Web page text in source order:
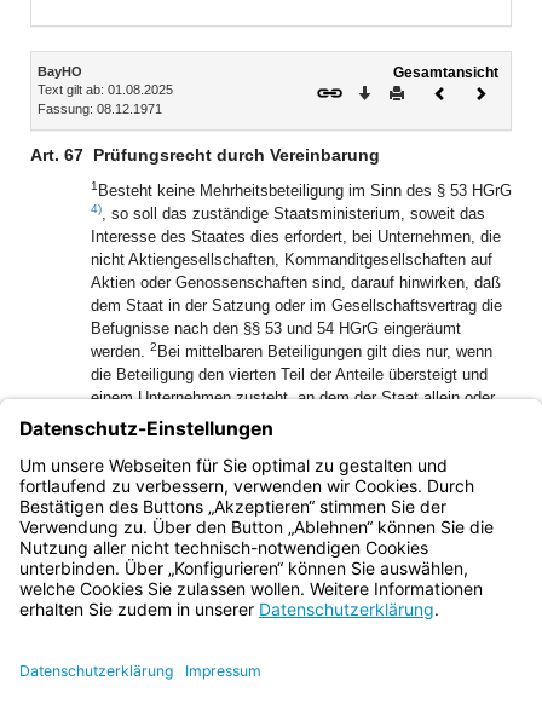
Inhalt
BayHO
Text gilt ab: 01.08.2025
Fassung: 08.12.1971
Gesamtansicht
Download
DruckenVorheriges
Art. 67 Prüfungsrecht durch Vereinbarung
1 Besteht keine Mehrheitsbeteiligung im Sinn des § 53 HGrG
4), so soll das zuständige Staatsministerium, soweit das
Interesse des Staates dies erfordert, bei Unternehmen, die
nicht Aktiengesellschaften, Kommanditgesellschaften auf
Aktien oder Genossenschaften sind, darauf hinwirken, daß
dem Staat in der Satzung oder im Gesellschaftsvertrag die
Befugnisse nach den §§ 53 und 54 HGrG eingeräumt
werden. 2 Bei mittelbaren Beteiligungen gilt dies nur, wenn
die Beteiligung den vierten Teil der Anteile übersteigt und
einem Unternehmen zusteht, an dem der Staat allein oder
zusammen mit anderen Gebietskörperschaften mit Mehrheit
im Sinn des § 53 HGrG beteiligt ist.
4) [Amtl. Anm.:]BGBl. FN 63-14
Bayern.de
BayernPortal
Impressum